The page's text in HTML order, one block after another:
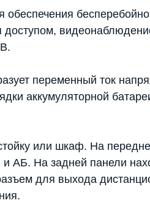
переменный ток
аккумуляторной
или шкаф. На
АБ. На задней панели
для выхода